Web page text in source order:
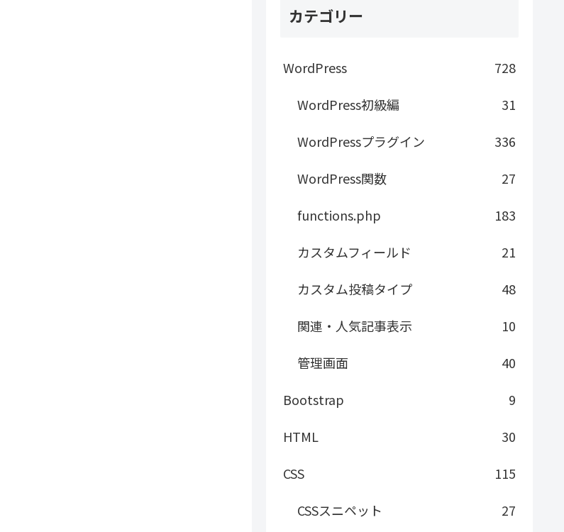
カテゴリー
WordPress
728
WordPress初級編
31
WordPressプラグイン
336
WordPress関数
27
functions.php
183
カスタムフィールド
21
カスタム投稿タイプ
48
関連・人気記事表示
10
管理画面
40
Bootstrap
9
HTML
30
CSS
115
CSSスニペット
27